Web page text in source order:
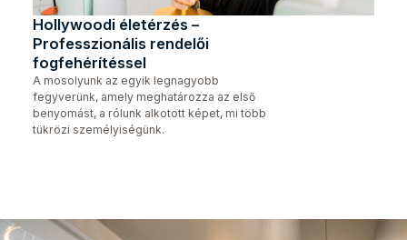
Hollywoodi életérzés –
Professzionális rendelői
fogfehérítéssel
A mosolyunk az egyik legnagyobb
fegyverünk, amely meghatározza az első
benyomást, a rólunk alkotott képet, mi több
tükrözi személyiségünk.